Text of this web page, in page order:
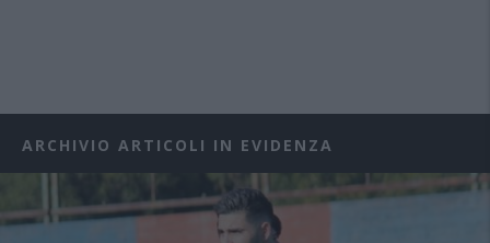
ARCHIVIO ARTICOLI IN EVIDENZA